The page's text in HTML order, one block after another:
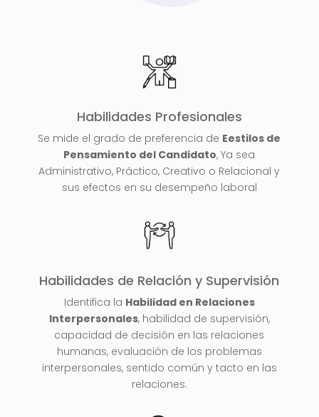
Habilidades Profesionales
Se mide el grado de preferencia de Eestilos de
Pensamiento del Candidato, Ya sea
Administrativo, Práctico, Creativo o Relacional y
sus efectos en su desempeño laboral
Habilidades de Relación y Supervisión
Identifica la Habilidad en Relaciones
Interpersonales, habilidad de supervisión,
capacidad de decisión en las relaciones
humanas, evaluación de los problemas
interpersonales, sentido común y tacto en las
relaciones.